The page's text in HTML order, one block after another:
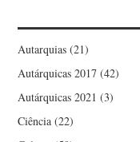
Autarquias (21)
Autárquicas 2017 (42)
Autárquicas 2021 (3)
Ciência (22)